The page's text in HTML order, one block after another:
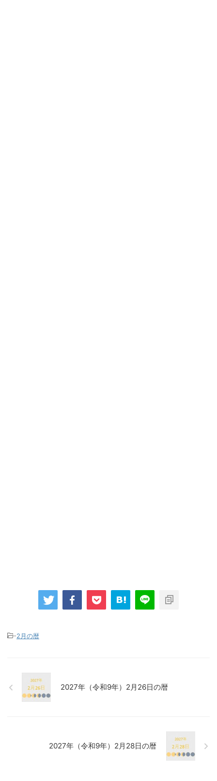
-2月の暦
2027年（令和9年）2月26日の暦
2027年（令和9年）2月28日の暦